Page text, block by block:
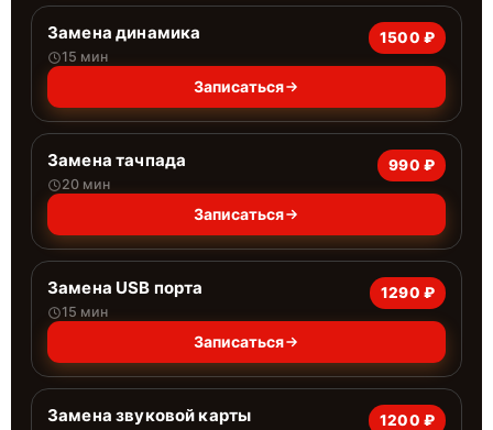
Замена динамика
15 мин
1500 ₽
Записаться
Замена тачпада
20 мин
990 ₽
Записаться
Замена USB порта
15 мин
1290 ₽
Записаться
Замена звуковой карты 1200 ₽